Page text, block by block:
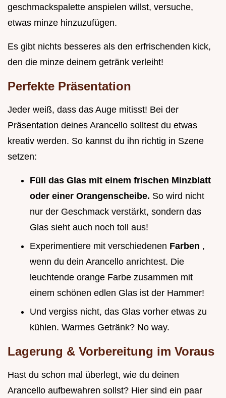
geschmackspalette anspielen willst, versuche,
etwas minze hinzuzufügen.
Es gibt nichts besseres als den erfrischenden kick,
den die minze deinem getränk verleiht!
Perfekte Präsentation
Jeder weiß, dass das Auge mitisst! Bei der
Präsentation deines Arancello solltest du etwas
kreativ werden. So kannst du ihn richtig in Szene
setzen:
Füll das Glas mit einem frischen Minzblatt
oder einer Orangenscheibe. So wird nicht
nur der Geschmack verstärkt, sondern das
Glas sieht auch noch toll aus!
Experimentiere mit verschiedenen Farben ,
wenn du dein Arancello anrichtest. Die
leuchtende orange Farbe zusammen mit
einem schönen edlen Glas ist der Hammer!
Und vergiss nicht, das Glas vorher etwas zu
kühlen. Warmes Getränk? No way.
Lagerung & Vorbereitung im Voraus
Hast du schon mal überlegt, wie du deinen
Arancello aufbewahren sollst? Hier sind ein paar